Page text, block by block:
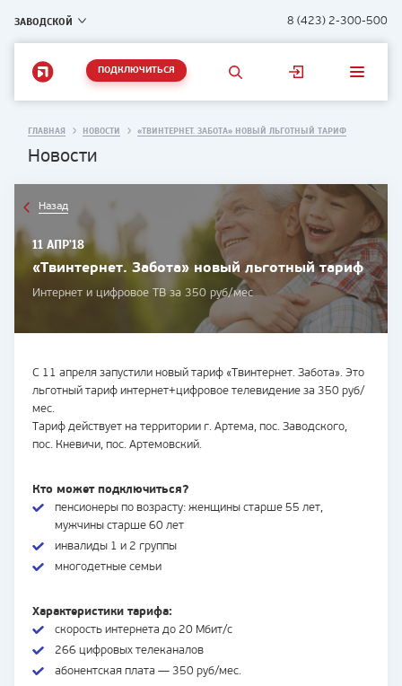
ЗАВОДСКОЙ 8 (423) 2-300-500
ПОДКЛЮЧИТЬСЯ
ГЛАВНАЯ НОВОСТИ «ТВИНТЕРНЕТ. ЗАБОТА» НОВЫЙ ЛЬГОТНЫЙ ТАРИФ
Новости
Назад
11 АПР'18
«Твинтернет. Забота» новый льготный тариф
Интернет и цифровое ТВ за 350 руб/мес
С 11 апреля запустили новый тариф «Твинтернет. Забота». Это
льготный тариф интернет+цифровое телевидение за 350 руб/
мес.
Тариф действует на территории г. Артема, пос. Заводского,
пос. Кневичи, пос. Артемовский.
Кто может подключиться?
пенсионеры по возрасту: женщины старше 55 лет,
мужчины старше 60 лет
инвалиды 1 и 2 группы
многодетные семьи
Характеристики тарифа:
скорость интернета до 20 Мбит/с
266 цифровых телеканалов
абонентская плата — 350 руб/мес.